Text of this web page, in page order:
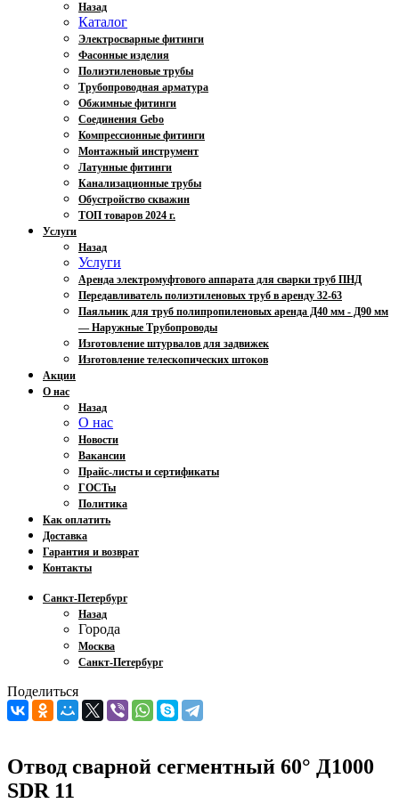
Назад
Каталог
Электросварные фитинги
Фасонные изделия
Полиэтиленовые трубы
Трубопроводная арматура
Обжимные фитинги
Соединения Gebo
Компрессионные фитинги
Монтажный инструмент
Латунные фитинги
Канализационные трубы
Обустройство скважин
ТОП товаров 2024 г.
Услуги
Назад
Услуги
Аренда электромуфтового аппарата для сварки труб ПНД
Передавливатель полиэтиленовых труб в аренду 32-63
Паяльник для труб полипропиленовых аренда Д40 мм - Д90 мм
— Наружные Трубопроводы
Изготовление штурвалов для задвижек
Изготовление телескопических штоков
Акции
О нас
Назад
О нас
Новости
Вакансии
Прайс-листы и сертификаты
ГОСТы
Политика
Как оплатить
Доставка
Гарантия и возврат
Контакты
Санкт-Петербург
Назад
Города
Москва
Санкт-Петербург
Поделиться
Отвод сварной сегментный 60° Д1000
SDR 11